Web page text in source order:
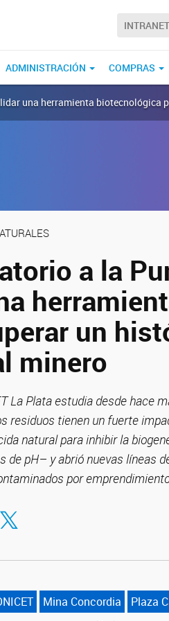
INTRANET
ADMINISTRACIÓN COMPRAS
una herramienta biotecnológica
a la
un
minero
La Plata estudia desde hace
residuos tienen un fuerte
natural para inhibir la
de pH– y abrió nuevas líneas
por
en Facebook
Compartir en Twitter
Mina Concordia Plaza